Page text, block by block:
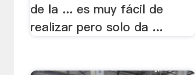
de la ... es muy fácil de
realizar pero solo da ...